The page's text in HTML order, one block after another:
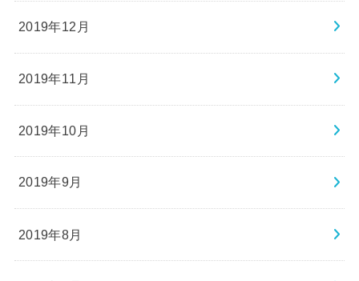
2019年12月
2019年11月
2019年10月
2019年9月
2019年8月